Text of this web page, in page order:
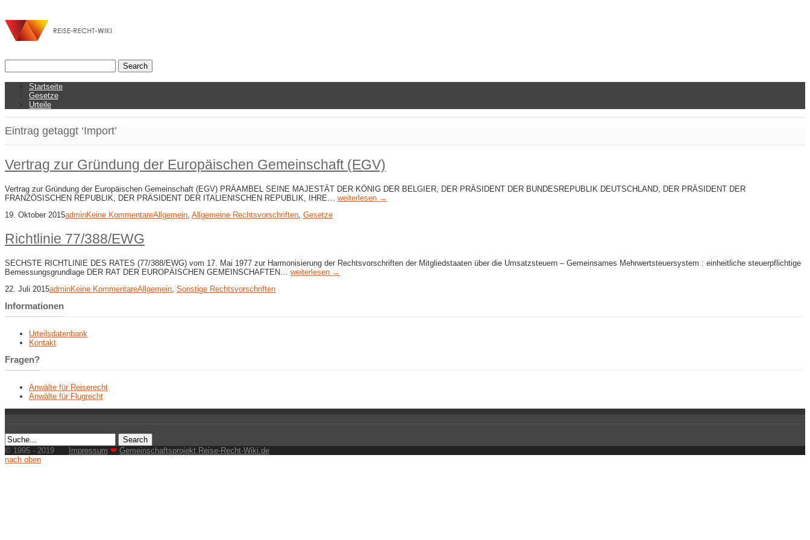
Startseite
Gesetze
Urteile
Eintrag getaggt ‘Import’
Vertrag zur Gründung der Europäischen Gemeinschaft (EGV)
Vertrag zur Gründung der Europäischen Gemeinschaft (EGV) PRÄAMBEL SEINE MAJESTÄT DER KÖNIG DER BELGIER, DER PRÄSIDENT DER BUNDESREPUBLIK DEUTSCHLAND, DER PRÄSIDENT DER
FRANZÖSISCHEN REPUBLIK, DER PRÄSIDENT DER ITALIENISCHEN REPUBLIK, IHRE… weiterlesen →
19. Oktober 2015adminKeine KommentareAllgemein, Allgemeine Rechtsvorschriften, Gesetze
Richtlinie 77/388/EWG
SECHSTE RICHTLINIE DES RATES (77/388/EWG) vom 17. Mai 1977 zur Harmonisierung der Rechtsvorschriften der Mitgliedstaaten über die Umsatzsteuern – Gemeinsames Mehrwertsteuersystem : einheitliche steuerpflichtige
Bemessungsgrundlage DER RAT DER EUROPÄISCHEN GEMEINSCHAFTEN… weiterlesen →
22. Juli 2015adminKeine KommentareAllgemein, Sonstige Rechtsvorschriften
Informationen
Urteilsdatenbank
Kontakt
Fragen?
Anwälte für Reiserecht
Anwälte für Flugrecht
© 1995 - 2019 Impressum ❤ Gemeinschaftsprojekt Reise-Recht-Wiki.de
nach oben